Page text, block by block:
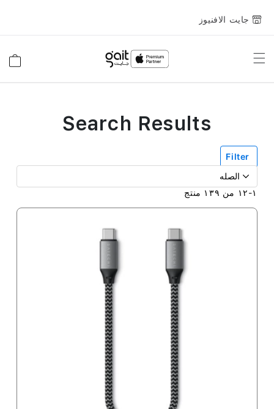
جايت الافنيوز
Toggle
Filter
١-١٢ من ١٣٩ منتج
Search Results